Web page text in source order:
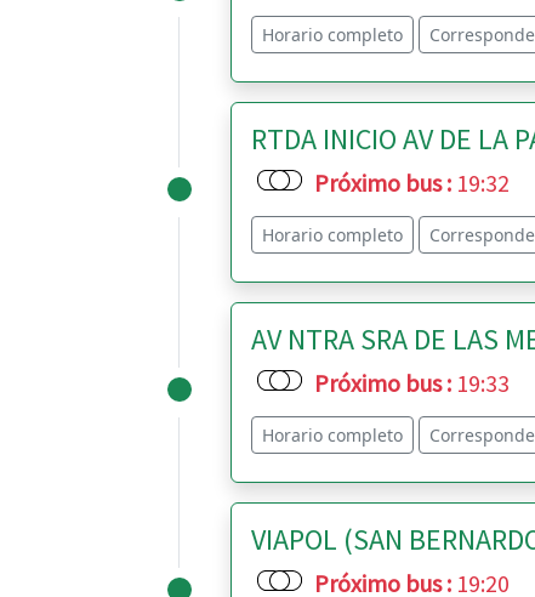
Horario completo
RTDA INICIO AV DE LA
Próximo bus:19:32
Horario completo
AV NTRA SRA DE LAS
Próximo bus:19:33
Horario completo
VIAPOL (SAN
Próximo bus:19:20